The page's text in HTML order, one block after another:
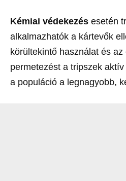
Kémiai védekezés esetén
alkalmazhatók a kártevők
körültekintő használat és
permetezést a tripszek
a populáció a legnagyobb,